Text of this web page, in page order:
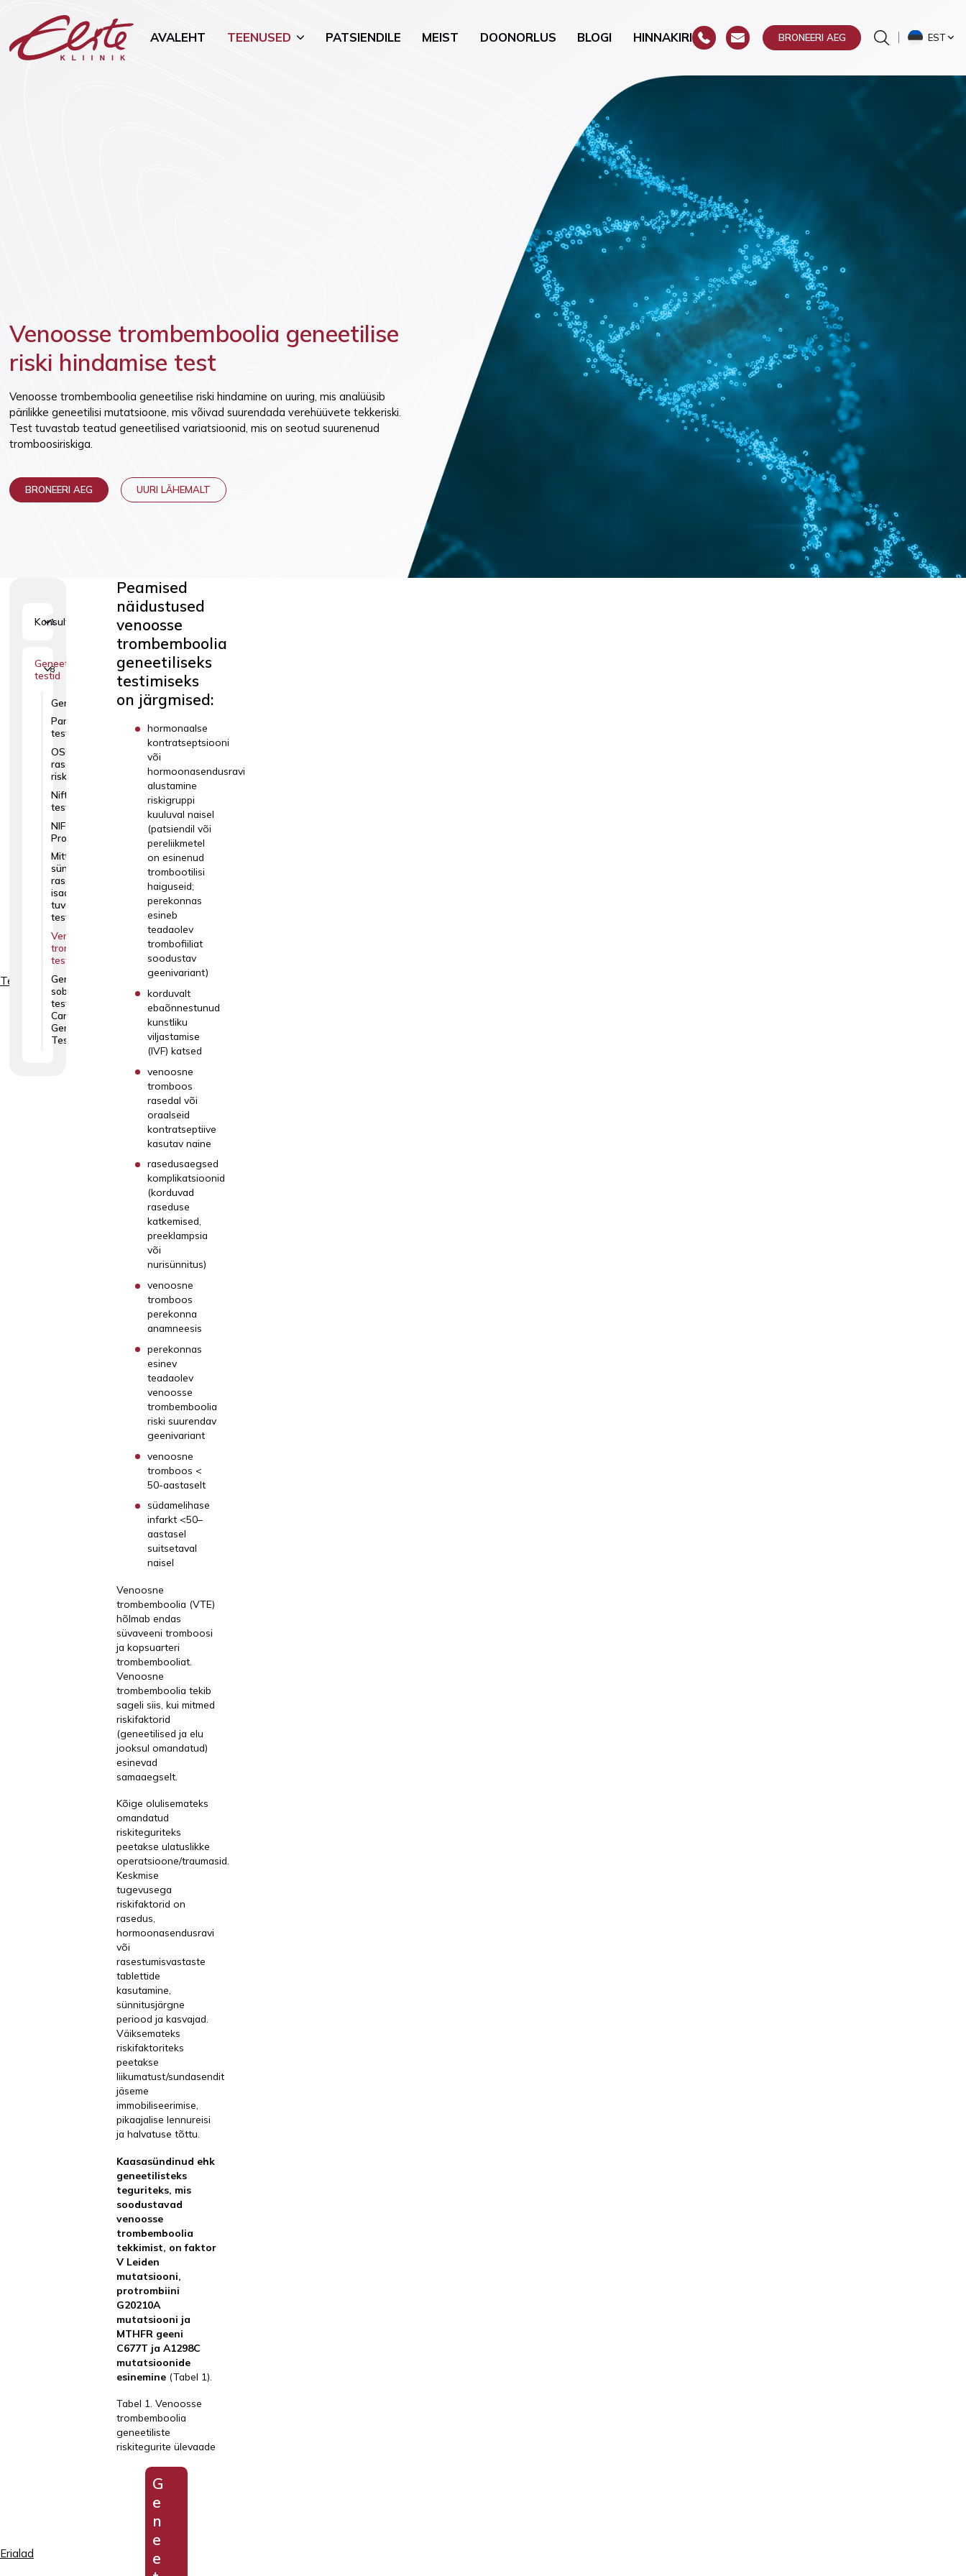
AVALEHT TEENUSED
Lasteneuroloogia
Vaktsineerimine (ainult ettetellimisel)
Üldkirurgia
Uroloogiline kirurgia
Nahk ja pisikirurgia
Kõrva-nina-kurguhaiguste
kirurgia
Günekoloogiline kirurgia
PATSIENDILE MEIST DOONORLUS BLOGI HINNAKIRI BRONEERI AEG EST
Venoosse trombemboolia geneetilise
riski hindamise test
Venoosse trombemboolia geneetilise riski hindamine on uuring, mis analüüsib
pärilikke geneetilisi mutatsioone, mis võivad suurendada verehüüvete tekkeriski.
Test tuvastab teatud geneetilised variatsioonid, mis on seotud suurenenud
tromboosiriskiga.
BRONEERI AEG UURI LÄHEMALT
Teenused
Erialad
Peamised
näidustused
venoosse
trombemboolia
geneetiliseks
testimiseks
on järgmised:
hormonaalse
kontratseptsiooni
või
hormoonasendusravi
alustamine
riskigruppi
kuuluval naisel
(patsiendil või
pereliikmetel
on esinenud
trombootilisi
haiguseid;
perekonnas
esineb
teadaolev
trombofiiliat
soodustav
geenivariant)
korduvalt
ebaõnnestunud
kunstliku
viljastamise
(IVF) katsed
venoosne
tromboos
rasedal või
oraalseid
kontratseptiive
kasutav naine
rasedusaegsed
komplikatsioonid
(korduvad
raseduse
katkemised,
preeklampsia
või
nurisünnitus)
venoosne
tromboos
perekonna
anamneesis
perekonnas
esinev
teadaolev
venoosse
trombemboolia
riski suurendav
geenivariant
venoosne
tromboos <
50-aastaselt
südamelihase
infarkt <50–
aastasel
suitsetaval
naisel
Venoosne
trombemboolia (VTE)
hõlmab endas
süvaveeni tromboosi
ja kopsuarteri
trombembooliat.
Venoosne
trombemboolia tekib
sageli siis, kui mitmed
riskifaktorid
(geneetilised ja elu
jooksul omandatud)
esinevad
samaaegselt.
Kõige olulisemateks
omandatud
riskiteguriteks
peetakse ulatuslikke
operatsioone/traumasid.
Keskmise
tugevusega
riskifaktorid on
rasedus,
hormoonasendusravi
või
rasestumisvastaste
tablettide
kasutamine,
sünnitusjärgne
periood ja kasvajad.
Väiksemateks
riskifaktoriteks
peetakse
liikumatust/sundasendit
jäseme
immobiliseerimise,
pikaajalise lennureisi
ja halvatuse tõttu.
Kaasasündinud ehk
geneetilisteks
teguriteks, mis
soodustavad
venoosse
trombemboolia
tekkimist, on faktor
V Leiden
mutatsiooni,
protrombiini
G20210A
mutatsiooni ja
MTHFR geeni
C677T ja A1298C
mutatsioonide
esinemine(Tabel 1).
Tabel 1. Venoosse
trombemboolia
geneetiliste
riskitegurite ülevaade
G
e
n
e
e
Konsultatsioonid
1
Geneetilised
testid
8
GeneSafe
Panorama
test
OSCAR test koos
raseduskomplikatsioonide
riski hindamisega
Nifty
test
NIFTY
Pro
Mitteinvasiivne
sünnieelne-
rasedusaegne
isaduse
tuvastamise
test
Venoosse
trombemboolia
test
Geneetilise
sobivuse
test ehk
Carrier
Genetic
Test